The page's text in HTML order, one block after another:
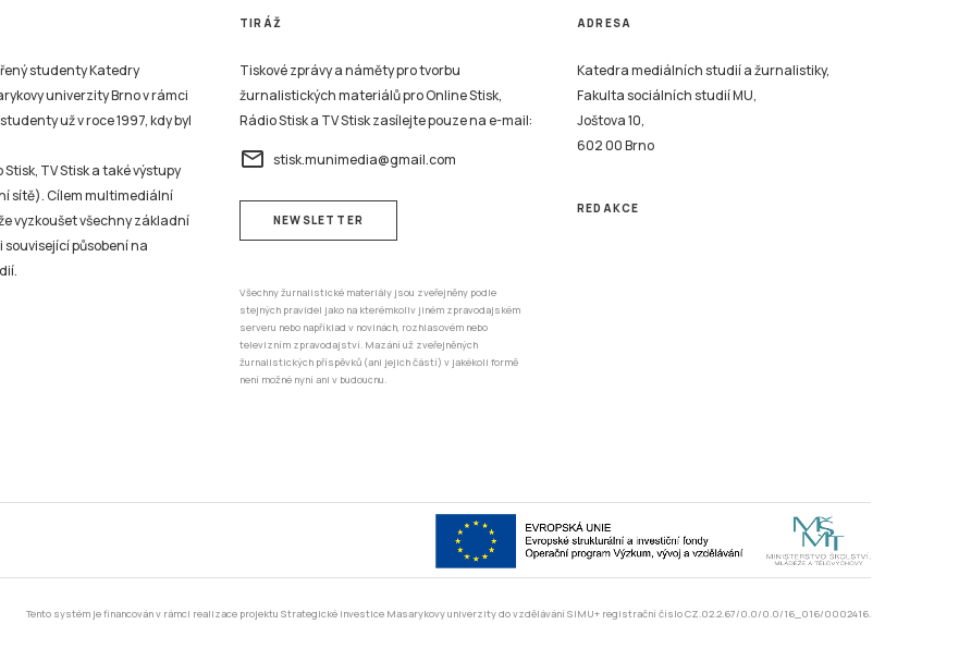
studenty Katedry
univerzity Brno v rámci
už v roce 1997, kdy byl
TV Stisk a také výstupy
sítě). Cílem multimediální
vyzkoušet všechny základní
působení na
TIRÁŽ
Tiskové zprávy a náměty pro tvorbu
žurnalistických materiálů pro Online Stisk,
Rádio Stisk a TV Stisk zasílejte pouze na e-mail:
email stisk.munimedia@gmail.com
NEWSLETTER
Všechny žurnalistické materiály jsou zveřejněny podle
stejných pravidel jako na kterémkoliv jiném zpravodajském
serveru nebo například v novinách, rozhlasovém nebo
televizním zpravodajství. Mazání už zveřejněných
žurnalistických příspěvků (ani jejich částí) v jakékoli formě
není možné nyní ani v budoucnu.
ADRESA
Katedra mediálních studií a žurnalistiky,
Fakulta sociálních studií MU,
Joštova 10,
602 00 Brno
REDAKCE
Tento systém je financován v rámci realizace projektu Strategické investice Masarykovy univerzity do vzdělávání SIMU+ registrační číslo CZ.02.2.67/0.0/0.0/16_016/0002416.